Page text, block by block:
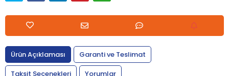
Ürün Açıklaması
Garanti ve Teslimat
Taksit Seçenekleri
Yorumlar